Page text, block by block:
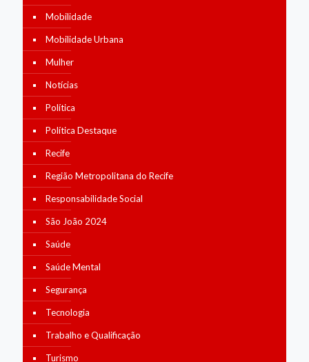
Mobilidade
Mobilidade Urbana
Mulher
Notícias
Política
Política Destaque
Recife
Região Metropolitana do Recife
Responsabilidade Social
São João 2024
Saúde
Saúde Mental
Segurança
Tecnologia
Trabalho e Qualificação
Turismo